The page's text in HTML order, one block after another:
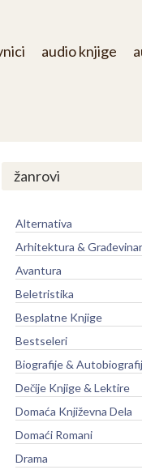
audio knjige
žanrovi
Alternativa
Arhitektura &
Avantura
Beletristika
Besplatne Knjige
Bestseleri
Biografije &
Dečije Knjige & Lektire
Domaća Književna Dela
Domaći Romani
Drama